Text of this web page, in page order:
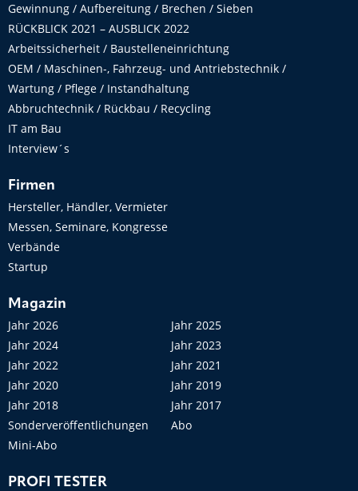
Gewinnung / Aufbereitung / Brechen / Sieben
RÜCKBLICK 2021 – AUSBLICK 2022
Arbeitssicherheit / Baustelleneinrichtung
OEM / Maschinen-, Fahrzeug- und Antriebstechnik /
Wartung / Pflege / Instandhaltung
Abbruchtechnik / Rückbau / Recycling
IT am Bau
Interview´s
Firmen
Hersteller, Händler, Vermieter
Messen, Seminare, Kongresse
Verbände
Startup
Magazin
Jahr 2026
Jahr 2025
Jahr 2024
Jahr 2023
Jahr 2022
Jahr 2021
Jahr 2020
Jahr 2019
Jahr 2018
Jahr 2017
Sonderveröffentlichungen
Abo
Mini-Abo
PROFI TESTER